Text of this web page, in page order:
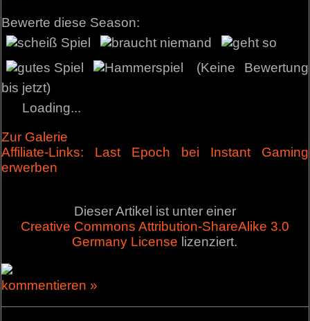
Bewerte diese Season:
(Keine Bewertung
bis jetzt)
Loading...
Zur Galerie
Affiliate-Links: Last Epoch bei Instant Gaming
erwerben
Dieser Artikel ist unter einer
Creative Commons Attribution-ShareAlike 3.0
Germany License lizenziert.
kommentieren »